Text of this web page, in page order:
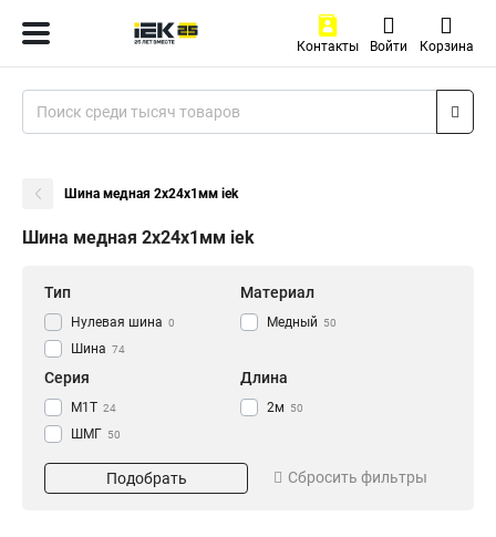
Контакты Войти Корзина
Шина медная 2x24x1мм iek
Шина медная 2x24x1мм iek
Тип
Нулевая шина 0
Шина 74
Материал
Медный 50
Серия
М1Т 24
ШМГ 50
Длина
2м 50
Размер
3х30х4000мм 1
Подобрать Сбросить фильтры